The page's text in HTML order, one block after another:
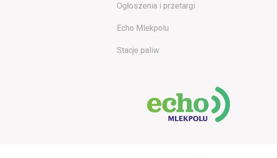
Ogłoszenia i przetargi
Echo Mlekpolu
Stacje paliw